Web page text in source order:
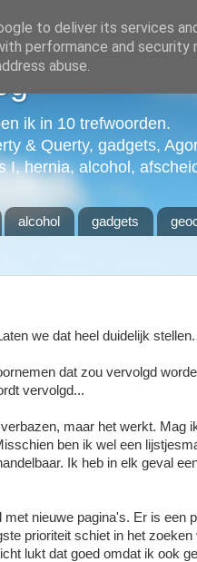
ik in 10 trefwoorden.
& Querty, gadgets,
I, hernia, alcohol,
alcohol gadgets
we dat heel duidelijk stellen.
dat zou vervolgd
vervolgd...
maar het werkt. Mag
ben ik wel een
Ik heb in elk geval
met nieuwe pagina's. Er is een
prioriteit schiet in het
lukt dat goed omdat ik ook
to deliver its services
performance and
abuse.